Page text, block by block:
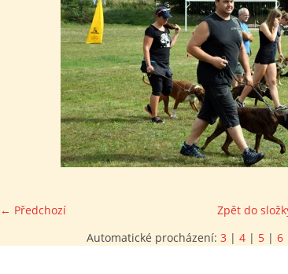
← Předchozí
Zpět do
Automatické procházení: 3 | 4 | 5 | 6